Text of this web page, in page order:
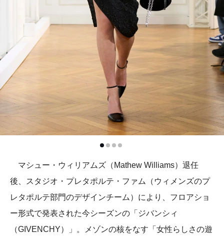
マシュー・ウィリアムズ（Mathew Williams）退任
後、スタジオ・プレタポルテ・ファム（ウィメンズのプ
レタポルテ部門のデザインチーム）により、フロアショ
ー形式で発表された今シーズンの「ジバンシィ
（GIVENCHY）」。メゾンの核をなす「女性らしさの遊